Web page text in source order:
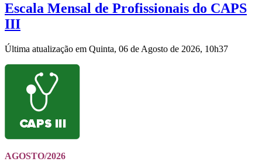
Escala Mensal de Profissionais do CAPS
III
Última atualização em Quinta, 06 de Agosto de 2026, 10h37
AGOSTO/2026